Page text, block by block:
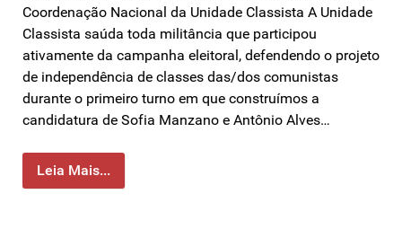
Coordenação Nacional da Unidade Classista A Unidade
Classista saúda toda militância que participou
ativamente da campanha eleitoral, defendendo o projeto
de independência de classes das/dos comunistas
durante o primeiro turno em que construímos a
candidatura de Sofia Manzano e Antônio Alves…
Leia Mais...